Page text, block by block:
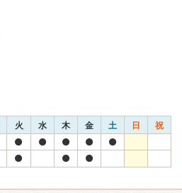
火 水 木 金 土 日 祝